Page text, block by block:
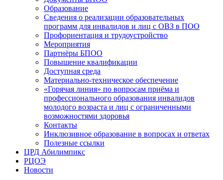
Образование
Сведения о реализации образовательных
программ для инвалидов и лиц с ОВЗ в ПОО
Профориентация и трудоустройство
Мероприятия
Партнёры БПОО
Повышение квалификации
Доступная среда
Материально-техническое обеспечение
«Горячая линия» по вопросам приёма и
профессионального образования инвалидов
молодого возраста и лиц с ограниченными
возможностями здоровья
Контакты
Инклюзивное образование в вопросах и ответах
Полезные ссылки
ЦРД Абилимпикс
РЦОЭ
Новости